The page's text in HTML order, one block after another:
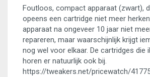
Foutloos, compact apparaat (zwart),
opeens een cartridge niet meer
apparaat na ongeveer 10 jaar niet
repareren, maar waarschijnlijk krijgt
nog wel voor elkaar. De cartridges die
horen er natuurlijk ook bij.
https://tweakers.net/pricewatch/